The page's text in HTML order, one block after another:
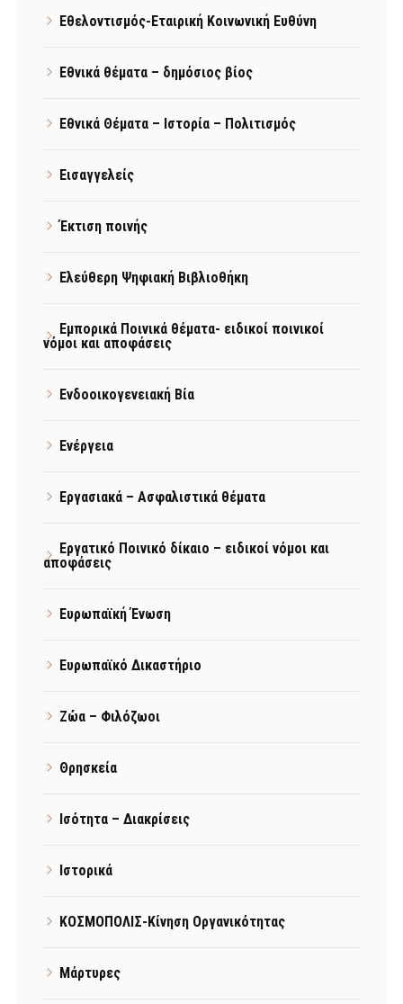
Εθελοντισμός-Εταιρική Κοινωνική Ευθύνη
Εθνικά θέματα – δημόσιος βίος
Εθνικά Θέματα – Ιστορία – Πολιτισμός
Εισαγγελείς
Έκτιση ποινής
Ελεύθερη Ψηφιακή Βιβλιοθήκη
Εμπορικά Ποινικά θέματα- ειδικοί ποινικοί
νόμοι και αποφάσεις
Ενδοοικογενειακή Βία
Ενέργεια
Εργασιακά – Ασφαλιστικά θέματα
Εργατικό Ποινικό δίκαιο – ειδικοί νόμοι και
αποφάσεις
Ευρωπαϊκή Ένωση
Ευρωπαϊκό Δικαστήριο
Ζώα – Φιλόζωοι
Θρησκεία
Ισότητα – Διακρίσεις
Ιστορικά
ΚΟΣΜΟΠΟΛΙΣ-Κίνηση Οργανικότητας
Μάρτυρες